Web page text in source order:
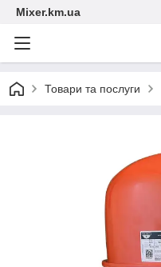
Mixer.km.ua
Товари та послуги